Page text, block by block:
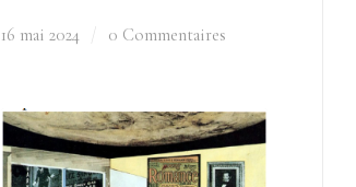
16 mai 2024 0 Commentaires